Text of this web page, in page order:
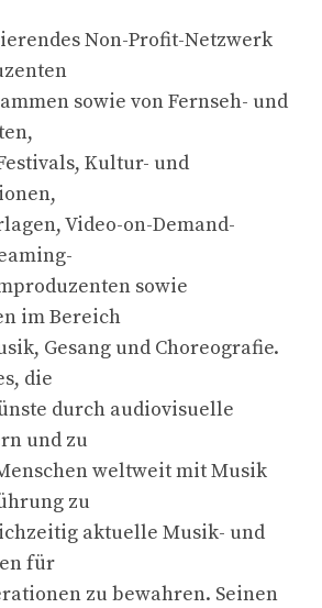
Non-Profit-Netzwerk
sowie von Fernseh- und
Kultur- und
Video-on-Demand-
sowie
im Bereich
Gesang und Choreografie.
die
durch audiovisuelle
und zu
weltweit mit Musik
zu
aktuelle Musik- und
für
zu bewahren. Seinen